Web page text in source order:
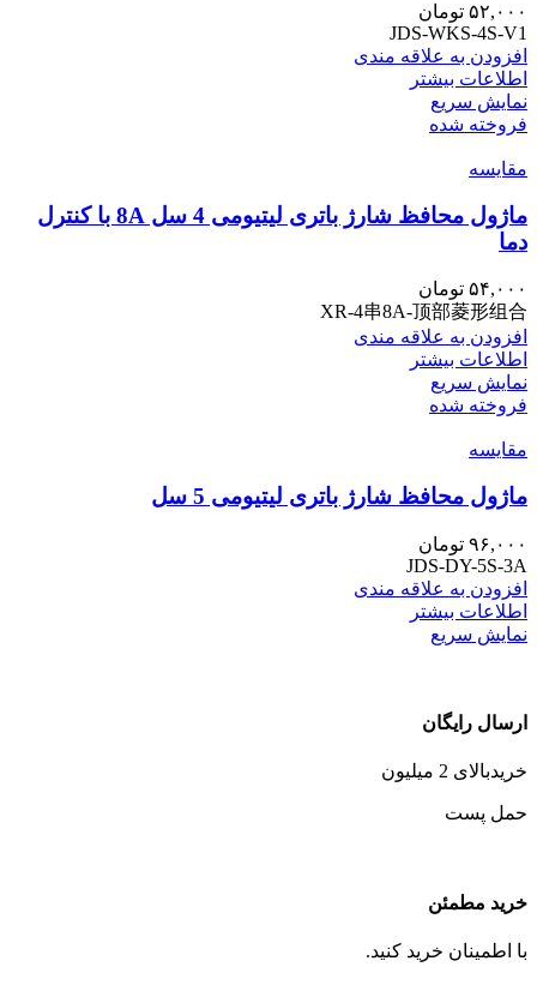
۵۲,۰۰۰ تومان
JDS-WKS-4S-V1
افزودن به علاقه مندی
اطلاعات بیشتر
نمایش سریع
فروخته شده
مقايسه
ماژول محافظ شارژ باتری لیتیومی 4 سل 8A با کنترل
دما
۵۴,۰۰۰ تومان
XR-4串8A-顶部菱形组合
افزودن به علاقه مندی
اطلاعات بیشتر
نمایش سریع
فروخته شده
مقايسه
ماژول محافظ شارژ باتری لیتیومی 5 سل
۹۶,۰۰۰ تومان
JDS-DY-5S-3A
افزودن به علاقه مندی
اطلاعات بیشتر
نمایش سریع
ارسال رایگان
خریدبالای 2 میلیون
حمل پست
خرید مطمئن
با اطمینان خرید کنید.